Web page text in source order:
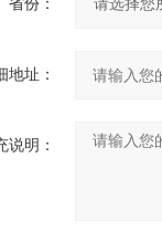
省份：
地址：
说明：